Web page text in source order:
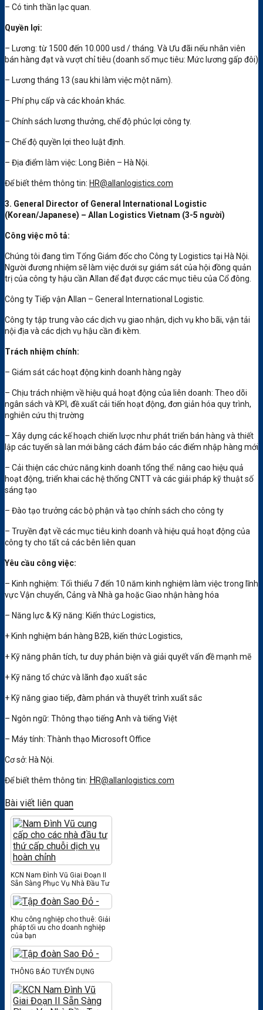
– Có tinh thần lạc quan.
Quyền lợi:
– Lương: từ 1500 đến 10.000 usd / tháng. Và Ưu đãi nếu nhân viên
bán hàng đạt và vượt chỉ tiêu (doanh số mục tiêu: Mức lương gấp đôi)
– Lương tháng 13 (sau khi làm việc một năm).
– Phí phụ cấp và các khoản khác.
– Chính sách lương thưởng, chế độ phúc lợi công ty.
– Chế độ quyền lợi theo luật định.
– Địa điểm làm việc: Long Biên – Hà Nội.
Để biết thêm thông tin: HR@allanlogistics.com
3. General Director of General International Logistic
(Korean/Japanese) – Allan Logistics Vietnam (3-5 người)
Công việc mô tả:
Chúng tôi đang tìm Tổng Giám đốc cho Công ty Logistics tại Hà Nội.
Người đương nhiệm sẽ làm việc dưới sự giám sát của hội đồng quản
trị của công ty hậu cần Allan để đạt được các mục tiêu của Cổ đông.
Công ty Tiếp vận Allan – General International Logistic.
Công ty tập trung vào các dịch vụ giao nhận, dịch vụ kho bãi, vận tải
nội địa và các dịch vụ hậu cần đi kèm.
Trách nhiệm chính:
– Giám sát các hoạt động kinh doanh hàng ngày
– Chịu trách nhiệm về hiệu quả hoạt động của liên doanh: Theo dõi
ngân sách và KPI, đề xuất cải tiến hoạt động, đơn giản hóa quy trình,
nghiên cứu thị trường
– Xây dựng các kế hoạch chiến lược như phát triển bán hàng và thiết
lập các tuyến sà lan mới bằng cách đảm bảo các điểm nhập hàng mới
– Cải thiện các chức năng kinh doanh tổng thể: nâng cao hiệu quả
hoạt động, triển khai các hệ thống CNTT và các giải pháp kỹ thuật số
sáng tạo
– Đào tạo trưởng các bộ phận và tạo chính sách cho công ty
– Truyền đạt về các mục tiêu kinh doanh và hiệu quả hoạt động của
công ty cho tất cả các bên liên quan
Yêu cầu công việc:
– Kinh nghiệm: Tối thiểu 7 đến 10 năm kinh nghiệm làm việc trong lĩnh
vực Vận chuyển, Cảng và Nhà ga hoặc Giao nhận hàng hóa
– Năng lực & Kỹ năng: Kiến thức Logistics,
+ Kinh nghiệm bán hàng B2B, kiến ​​thức Logistics,
+ Kỹ năng phân tích, tư duy phản biện và giải quyết vấn đề mạnh mẽ
+ Kỹ năng tổ chức và lãnh đạo xuất sắc
+ Kỹ năng giao tiếp, đàm phán và thuyết trình xuất sắc
– Ngôn ngữ: Thông thạo tiếng Anh và tiếng Việt
– Máy tính: Thành thạo Microsoft Office
Cơ sở: Hà Nội.
Để biết thêm thông tin: HR@allanlogistics.com
Bài viết liên quan
KCN Nam Đình Vũ Giai Đoạn II
Sẵn Sàng Phục Vụ Nhà Đầu Tư
Khu công nghiệp cho thuê: Giải
pháp tối ưu cho doanh nghiệp
của bạn
THÔNG BÁO TUYỂN DỤNG